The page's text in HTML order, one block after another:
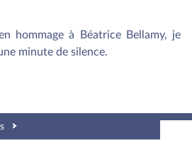
hommage à Béatrice Bellamy, je
minute de silence.